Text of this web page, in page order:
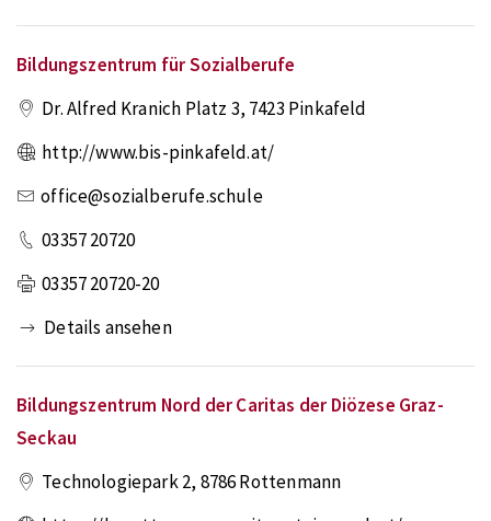
Bildungszentrum für Sozialberufe
Dr. Alfred Kranich Platz 3, 7423 Pinkafeld
http://www.bis-pinkafeld.at/
office@sozialberufe.schule
03357 20720
03357 20720-20
Details ansehen
Bildungszentrum Nord der Caritas der Diözese Graz-
Seckau
Technologiepark 2, 8786Rottenmann